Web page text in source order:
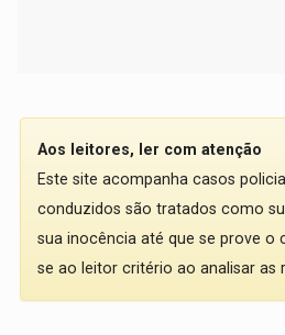
Aos leitores, ler com atenção
Este site acompanha casos
conduzidos são tratados como
sua inocência até que se prove o
se ao leitor critério ao analisar as